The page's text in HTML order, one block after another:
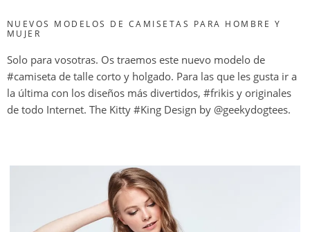
NUEVOS MODELOS DE CAMISETAS PARA HOMBRE Y
MUJER
Solo para vosotras. Os traemos este nuevo modelo de
#camiseta de talle corto y holgado. Para las que les gusta ir a
la última con los diseños más divertidos, #frikis y originales
de todo Internet. The Kitty #King Design by @geekydogtees.